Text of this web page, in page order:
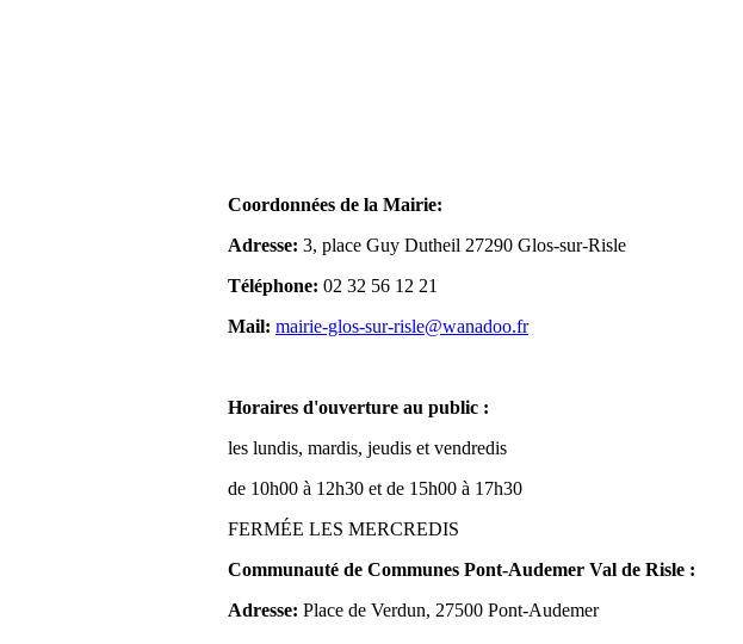
Coordonnées de la Mairie:
Adresse: 3, place Guy Dutheil 27290 Glos-sur-Risle
Téléphone: 02 32 56 12 21
Mail: mairie-glos-sur-risle@wanadoo.fr
Horaires d'ouverture au public :
les lundis, mardis, jeudis et vendredis
de 10h00 à 12h30 et de 15h00 à 17h30
FERMÉE LES MERCREDIS
Communauté de Communes Pont-Audemer Val de Risle :
Adresse: Place de Verdun, 27500 Pont-Audemer